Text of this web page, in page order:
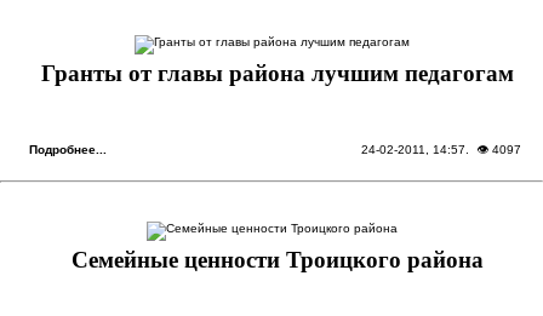
Гранты от главы района лучшим педагогам
Подробнее... 24-02-2011, 14:57 . 👁 4097
Семейные ценности Троицкого района